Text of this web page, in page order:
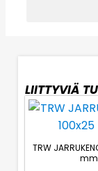
LIITTYVIÄ
TRW
mm